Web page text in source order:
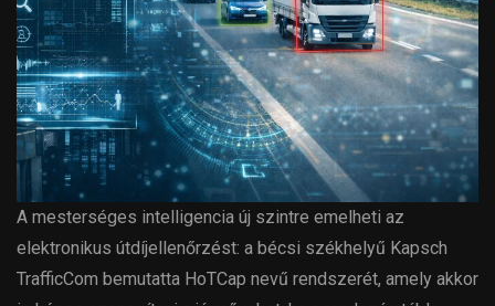
A mesterséges intelligencia új szintre emelheti az
elektronikus útdíjellenőrzést: a bécsi székhelyű Kapsch
TrafficCom bemutatta HoTCap nevű rendszerét, amely akkor